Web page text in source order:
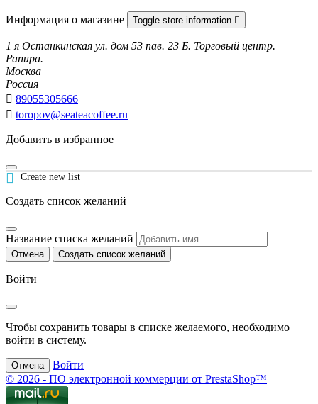
Информация о магазине Toggle store information 
1 я Останкинская ул. дом 53 пав. 23 Б. Торговый центр.
Рапира.
Москва
Россия
 89055305666
 toropov@seateacoffee.ru
Добавить в избранное
 Create new list
Создать список желаний
Название списка желаний
Отмена Создать список желаний
Войти
Чтобы сохранить товары в списке желаемого, необходимо
войти в систему.
Отмена
Войти
© 2026 - ПО электронной коммерции от PrestaShop™